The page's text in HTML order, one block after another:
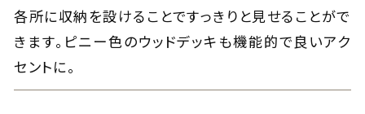
梁を見せた開放的なリビングに使いやすいキッチン。
各所に収納を設けることですっきりと見せることがで
きます。ピニー色のウッドデッキも機能的で良いアク
セントに。